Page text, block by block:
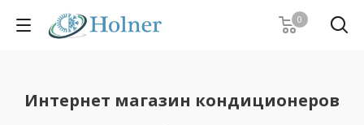
0
Интернет магазин кондиционеров